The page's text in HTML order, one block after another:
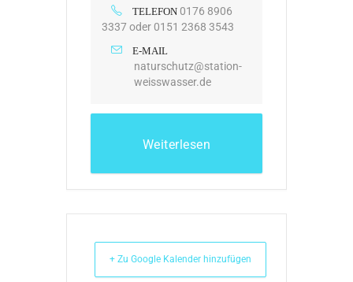
TELEFON 0176 8906
3337 oder 0151 2368 3543
E-MAIL
naturschutz@station-
weisswasser.de
Weiterlesen
+ Zu Google Kalender hinzufügen